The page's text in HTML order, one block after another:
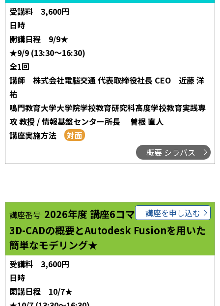
受講料
3,600円
日時
開講日程
9/9★
★9/9 (13:30～16:30)
全1回
講師
株式会社電脳交通 代表取締役社長 CEO 近藤 洋
祐
鳴門教育大学大学院学校教育研究科高度学校教育実践専
攻 教授 / 情報基盤センター所長 曽根 直人
講座実施方法
概要 シラバス
講座番号 2026年度 講座6コマ01
3D-CADの概要とAutodesk Fusionを用いた
簡単なモデリング★
講座を申し込む
受講料
3,600円
日時
開講日程
10/7★